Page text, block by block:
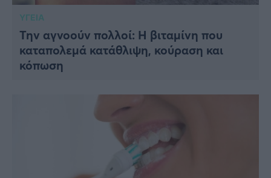
ΥΓΕΙΑ
Την αγνοούν πολλοί: Η βιταμίνη που
καταπολεμά κατάθλιψη, κούραση και
κόπωση